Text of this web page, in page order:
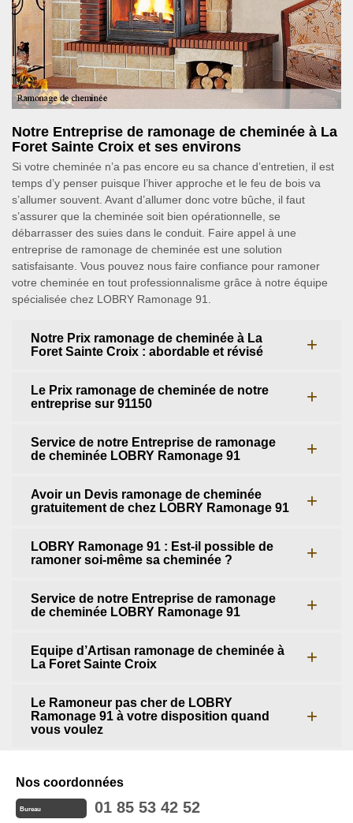
Notre Entreprise de ramonage de cheminée à La
Foret Sainte Croix et ses environs
Si votre cheminée n’a pas encore eu sa chance d’entretien, il est
temps d’y penser puisque l’hiver approche et le feu de bois va
s’allumer souvent. Avant d’allumer donc votre bûche, il faut
s’assurer que la cheminée soit bien opérationnelle, se
débarrasser des suies dans le conduit. Faire appel à une
entreprise de ramonage de cheminée est une solution
satisfaisante. Vous pouvez nous faire confiance pour ramoner
votre cheminée en tout professionnalisme grâce à notre équipe
spécialisée chez LOBRY Ramonage 91.
Notre Prix ramonage de cheminée à La
Foret Sainte Croix : abordable et révisé
Le Prix ramonage de cheminée de notre
entreprise sur 91150
Service de notre Entreprise de ramonage
de cheminée LOBRY Ramonage 91
Avoir un Devis ramonage de cheminée
gratuitement de chez LOBRY Ramonage 91
LOBRY Ramonage 91 : Est-il possible de
ramoner soi-même sa cheminée ?
Service de notre Entreprise de ramonage
de cheminée LOBRY Ramonage 91
Equipe d’Artisan ramonage de cheminée à
La Foret Sainte Croix
Le Ramoneur pas cher de LOBRY
Ramonage 91 à votre disposition quand
vous voulez
Nos coordonnées
Bureau 01 85 53 42 52